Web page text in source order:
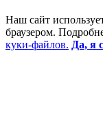
Наш сайт
браузером.
куки-файлов. Да, я